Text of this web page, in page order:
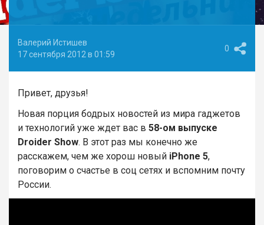
Валерий Истишев
17 сентября 2012 в 01:59
0
Привет, друзья!
Новая порция бодрых новостей из мира гаджетов
и технологий уже ждет вас в 58-ом выпуске
Droider Show. В этот раз мы конечно же
расскажем, чем же хорош новый iPhone 5,
поговорим о счастье в соц сетях и вспомним почту
России.